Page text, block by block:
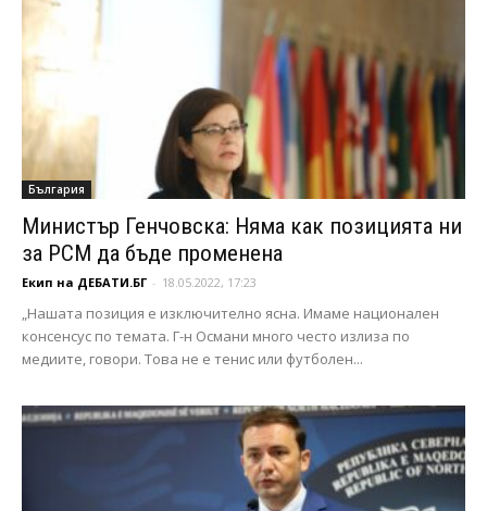
България
Министър Генчовска: Няма как позицията ни
за РСМ да бъде променена
Екип на ДЕБАТИ.БГ - 18.05.2022, 17:23
„Нашата позиция е изключително ясна. Имаме национален
консенсус по темата. Г-н Османи много често излиза по
медиите, говори. Това не е тенис или футболен...